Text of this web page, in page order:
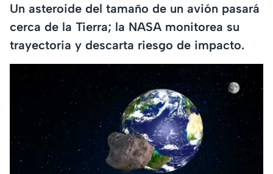
Un asteroide del tamaño de un avión pasará
cerca de la Tierra; la NASA monitorea su
trayectoria y descarta riesgo de impacto.